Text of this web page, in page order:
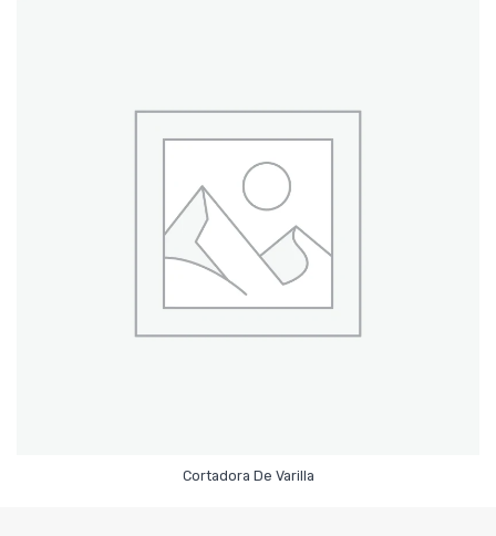
Cortadora De Varilla